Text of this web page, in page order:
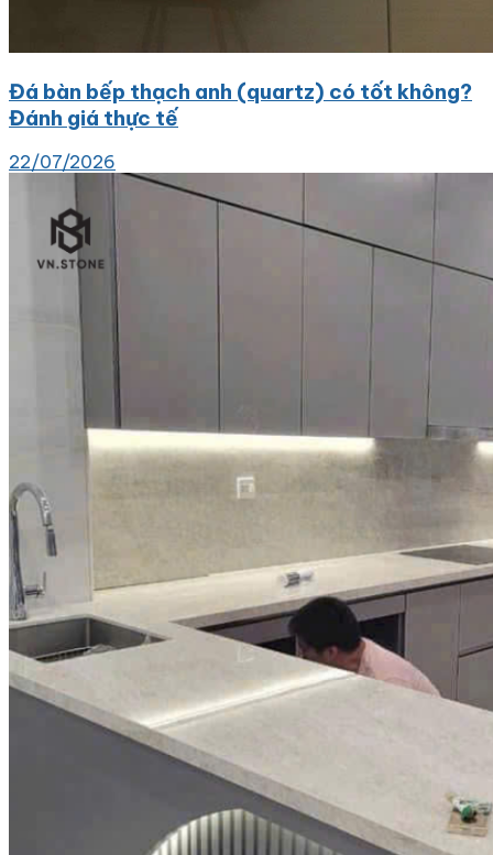
Đá bàn bếp thạch anh (quartz) có tốt không?
Đánh giá thực tế
22/07/2026